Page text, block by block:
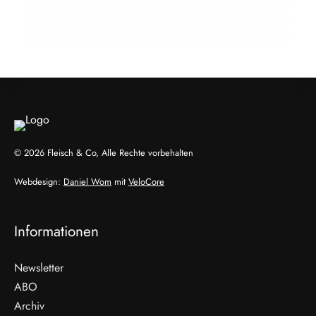
© 2026 Fleisch & Co, Alle Rechte vorbehalten
Webdesign: Daniel Wom mit VeloCore
Informationen
Newsletter
ABO
Archiv